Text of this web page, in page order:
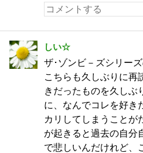
しい☆
ザ･ゾンビ－ズシリー
こちらも久しぶりに再
きだったものを久しぶ
に、なんでコレを好き
カリしてしまうことが
が起きると過去の自分
で悲しいんだけれど、